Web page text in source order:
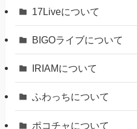
17Liveについて
BIGOライブについて
IRIAMについて
ふわっちについて
ポコチャについて